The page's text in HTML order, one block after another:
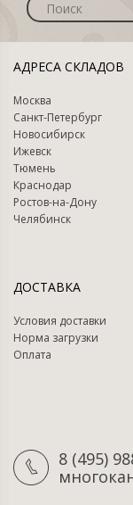
АДРЕСА СКЛАДОВ
Москва
Санкт-Петербург
Новосибирск
Ижевск
Тюмень
Краснодар
Ростов-на-Дону
Челябинск
ДОСТАВКА
Условия доставки
Норма загрузки
Оплата
8 (495)